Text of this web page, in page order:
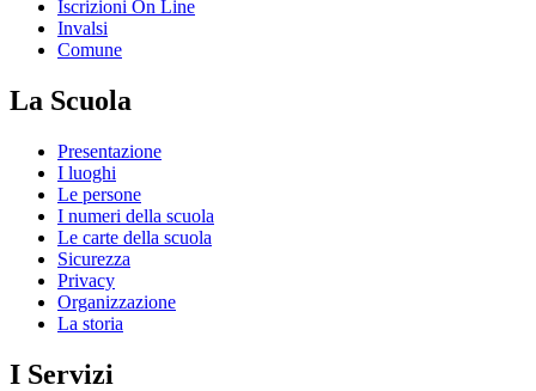
Iscrizioni On Line
Invalsi
Comune
La Scuola
Presentazione
I luoghi
Le persone
I numeri della scuola
Le carte della scuola
Sicurezza
Privacy
Organizzazione
La storia
I Servizi